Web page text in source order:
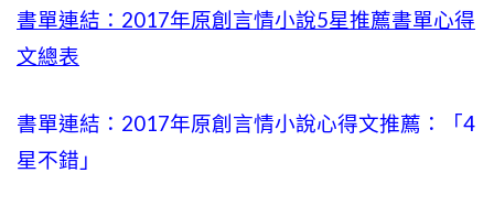
書單連結：2017年原創言情小說5星推薦書單心得
文總表
書單連結：2017年原創言情小說心得文推薦：「4
星不錯」